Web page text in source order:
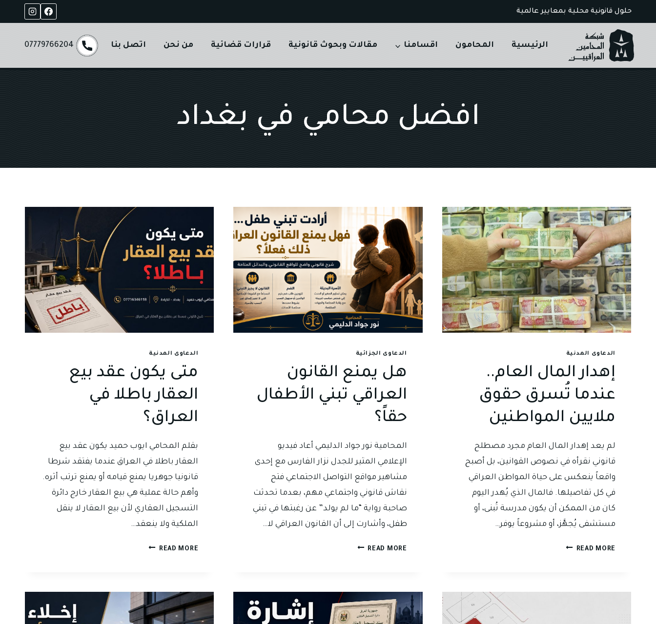
to
content
حلول قانونية محلية بمعايير عالمية
الرئيسية المحامون اقسامنا مقالات وبحوث قانونية قرارات قضائية من نحن اتصل بنا 07779766204
افضل محامي في بغداد
الدعاوى المدنية
إهدار المال العام..
عندما تُسرق حقوق
ملايين المواطنين
لم يعد إهدار المال العام مجرد مصطلح
قانوني نقرأه في نصوص القوانين، بل أصبح
واقعاً ينعكس على حياة المواطن العراقي
في كل تفاصيلها. فالمال الذي يُهدر اليوم
كان من الممكن أن يكون مدرسة تُبنى، أو
مستشفى يُجهَّز، أو مشروعاً يوفر…
READ MORE إهدار
الدعاوى الجزائية
هل يمنع القانون
العراقي تبني الأطفال
حقاً؟
المحامية نور جواد الدليمي أعاد فيديو
الإعلامي المثير للجدل نزار الفارس مع إحدى
مشاهير مواقع التواصل الاجتماعي فتح
نقاش قانوني واجتماعي مهم، بعدما تحدثت
صاحبة رواية “ما لم يولد” عن رغبتها في تبني
طفل، وأشارت إلى أن القانون العراقي لا…
READ MOREهل
الأطفال
حقاً؟
الدعاوى المدنية
متى يكون عقد بيع
العقار باطلا في
العراق؟
بقلم المحامي ايوب حميد يكون عقد بيع
العقار باطلا في العراق عندما يفتقد شرطا
قانونيا جوهريا يمنع قيامه أو يمنع ترتب أثره.
وأهم حالة عملية هي بيع العقار خارج دائرة
التسجيل العقاري لأن بيع العقار لا ينقل
الملكية ولا ينعقد…
READ MORE متى
العقار
باطلا
في